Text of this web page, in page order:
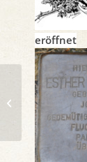
eröffnet